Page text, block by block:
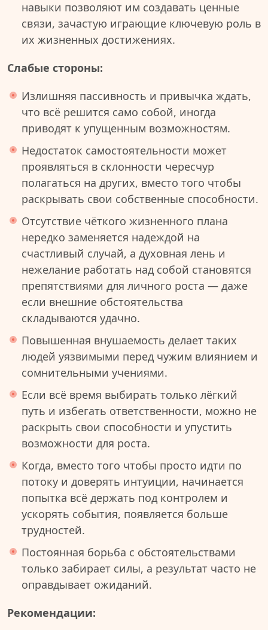
навыки позволяют им создавать ценные
связи, зачастую играющие ключевую роль в
их жизненных достижениях.
Слабые стороны:
Излишняя пассивность и привычка ждать,
что всё решится само собой, иногда
приводят к упущенным возможностям.
Недостаток самостоятельности может
проявляться в склонности чересчур
полагаться на других, вместо того чтобы
раскрывать свои собственные способности.
Отсутствие чёткого жизненного плана
нередко заменяется надеждой на
счастливый случай, а духовная лень и
нежелание работать над собой становятся
препятствиями для личного роста — даже
если внешние обстоятельства
складываются удачно.
Повышенная внушаемость делает таких
людей уязвимыми перед чужим влиянием и
сомнительными учениями.
Если всё время выбирать только лёгкий
путь и избегать ответственности, можно не
раскрыть свои способности и упустить
возможности для роста.
Когда, вместо того чтобы просто идти по
потоку и доверять интуиции, начинается
попытка всё держать под контролем и
ускорять события, появляется больше
трудностей.
Постоянная борьба с обстоятельствами
только забирает силы, а результат часто не
оправдывает ожиданий.
Рекомендации: